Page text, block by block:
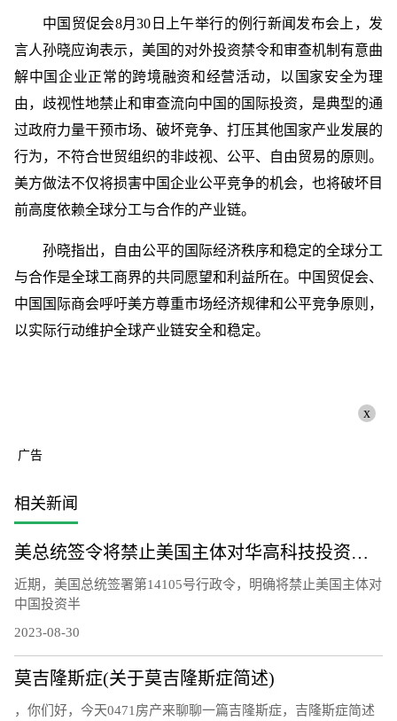
中国贸促会8月30日上午举行的例行新闻发布会上，发
言人孙晓应询表示，美国的对外投资禁令和审查机制有意曲
解中国企业正常的跨境融资和经营活动，以国家安全为理
由，歧视性地禁止和审查流向中国的国际投资，是典型的通
过政府力量干预市场、破坏竞争、打压其他国家产业发展的
行为，不符合世贸组织的非歧视、公平、自由贸易的原则。
美方做法不仅将损害中国企业公平竞争的机会，也将破坏目
前高度依赖全球分工与合作的产业链。
孙晓指出，自由公平的国际经济秩序和稳定的全球分工
与合作是全球工商界的共同愿望和利益所在。中国贸促会、
中国国际商会呼吁美方尊重市场经济规律和公平竞争原则，
以实际行动维护全球产业链安全和稳定。
x
广告
相关新闻
美总统签令将禁止美国主体对华高科技投资，中国贸促会回应
近期，美国总统签署第14105号行政令，明确将禁止美国主体对
中国投资半
2023-08-30
莫吉隆斯症(关于莫吉隆斯症简述)
，你们好，今天0471房产来聊聊一篇吉隆斯症，吉隆斯症简述